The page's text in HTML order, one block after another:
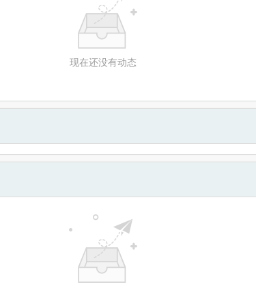
现在还没有动态